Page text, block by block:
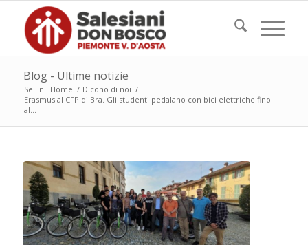
Blog - Ultime notizie
Sei in: Home / Dicono di noi /
Erasmus al CFP di Bra. Gli studenti pedalano con bici elettriche fino
al...